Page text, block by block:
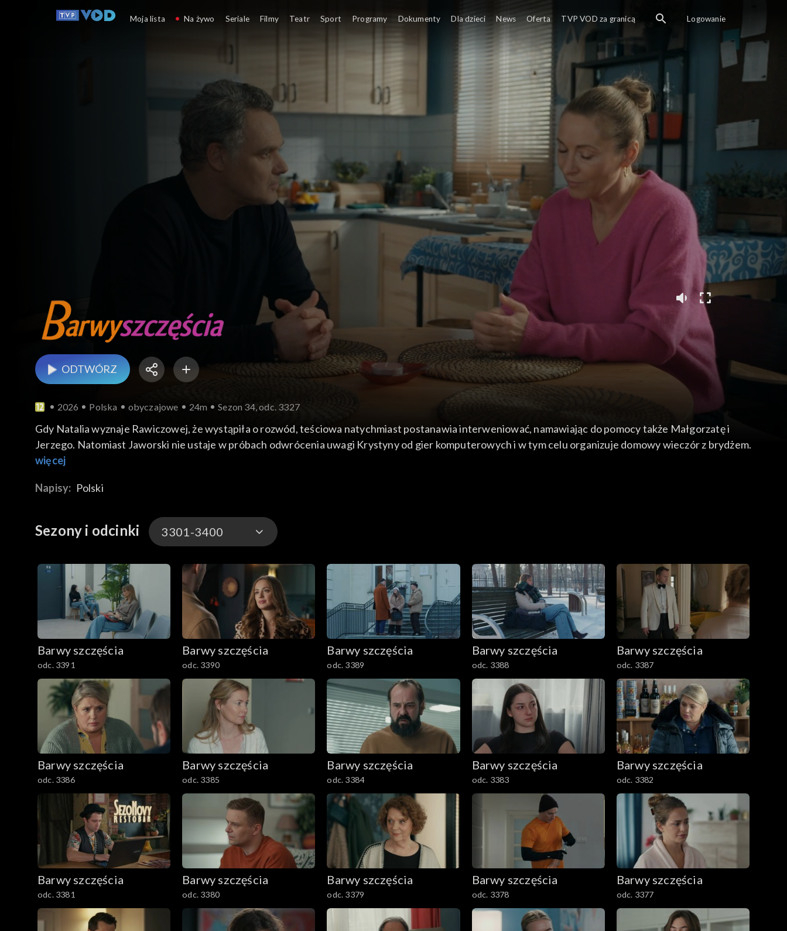
ODTWÓRZ
2026 Polska obyczajowe 24m Sezon 34, odc. 3327
Gdy Natalia wyznaje Rawiczowej, że wystąpiła o rozwód, teściowa natychmiast postanawia interweniować, namawiając do pomocy także Małgorzatę i
Jerzego. Natomiast Jaworski nie ustaje w próbach odwrócenia uwagi Krystyny od gier komputerowych i w tym celu organizuje domowy wieczór z brydżem.
więcej
Napisy: Polski
Sezony i odcinki 3301-3400
3301-3400
3201-3300
3101-3200
3001-3100
2901-3000
2801–2900
2701–2800
2601–2700
2501–2600
2401–2500
2301–2400
2201–2300
2101–2200
Barwy szczęścia
odc. 3391
Barwy szczęścia
odc. 3390
Barwy szczęścia
odc. 3389
Barwy szczęścia
odc. 3388
Barwy szczęścia
odc. 3387
Barwy szczęścia
odc. 3386
Barwy szczęścia
odc. 3385
Barwy szczęścia
odc. 3384
Barwy szczęścia
odc. 3383
Barwy szczęścia
odc. 3382
Barwy szczęścia
odc. 3381
Barwy szczęścia
odc. 3380
Barwy szczęścia
odc. 3379
Barwy szczęścia
odc. 3378
Barwy szczęścia
odc. 3377
Moja lista Na żywo Seriale Filmy Teatr Sport Programy Dokumenty Dla dzieci News Oferta TVP VOD za granicą Logowanie